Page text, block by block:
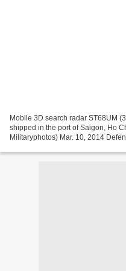
Mobile 3D search radar ST68UM
shipped in the port of Saigon, Ho
Militaryphotos) Mar. 10, 2014